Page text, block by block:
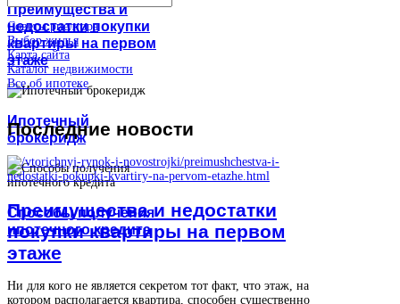
Преимущества и
недостатки покупки
квартиры на первом
этаже
Ипотечный
брокеридж
Способы получения
ипотечного кредита
Советы риелтора
Выбор жилья
Карта сайта
Каталог недвижимости
Все об ипотеке
Последние новости
Преимущества и недостатки
покупки квартиры на первом
этаже
Ни для кого не является секретом тот факт, что этаж, на
котором располагается квартира, способен существенно